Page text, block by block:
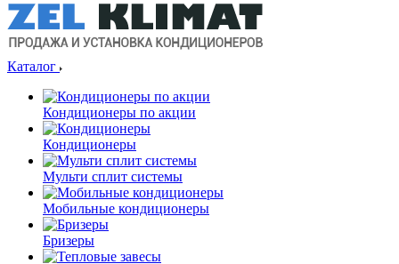
Каталог
Кондиционеры по акции
Кондиционеры
Мульти сплит системы
Мобильные кондиционеры
Бризеры